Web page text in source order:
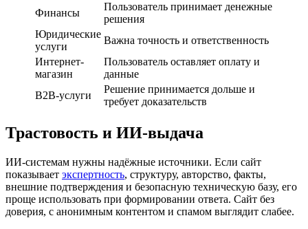
Финансы
Пользователь принимает денежные
решения
Юридические
услуги
Важна точность и ответственность
Интернет-
магазин
Пользователь оставляет оплату и
данные
B2B-услуги
Решение принимается дольше и
требует доказательств
Трастовость и ИИ-выдача
ИИ-системам нужны надёжные источники. Если сайт
показывает экспертность, структуру, авторство, факты,
внешние подтверждения и безопасную техническую базу, его
проще использовать при формировании ответа. Сайт без
доверия, с анонимным контентом и спамом выглядит слабее.